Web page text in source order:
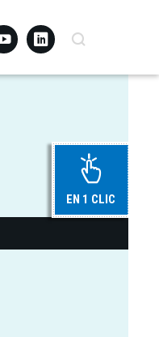
LinkedinRecherche
EN 1 CLIC